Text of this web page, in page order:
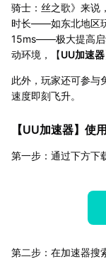
骑士：丝之歌》来说
时长——如东北地区
15ms——极大提高启
动环境，【UU加速器
此外，玩家还可参与
速度即刻飞升。
【UU加速器】使
第一步：通过下方下
第二步：在加速器搜